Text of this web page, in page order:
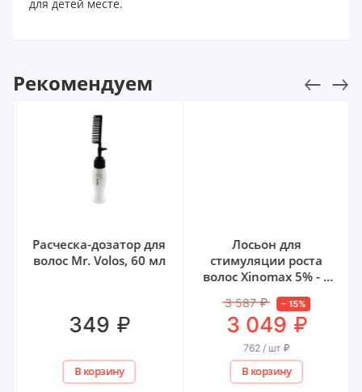
для детей месте.
Рекомендуем
Расческа-дозатор для
волос Mr. Volos, 60 мл
349 ₽
В корзину
Лосьон для
стимуляции роста
волос Xinomаx 5% - 4
3 587 ₽ – 15%
3 049 ₽
762 / шт ₽
В корзину